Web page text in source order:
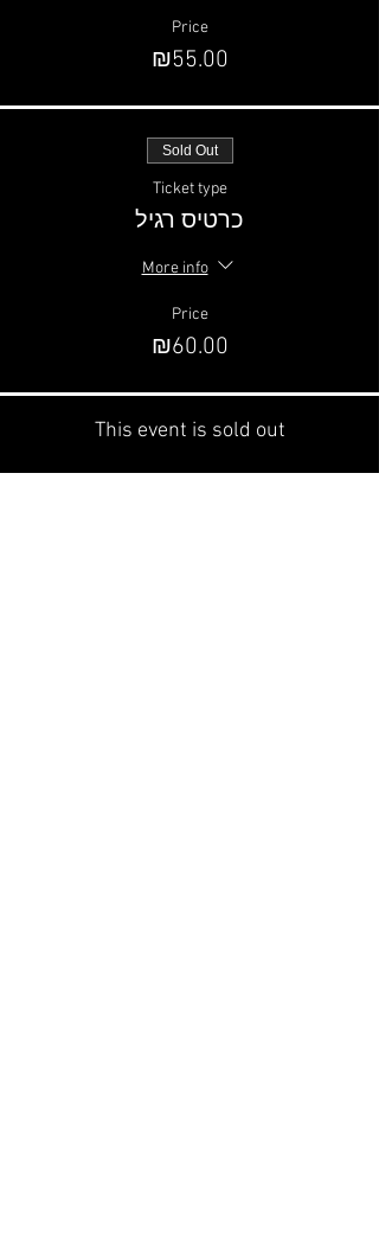
Price
₪55.00
Sold Out
Ticket type
כרטיס רגיל
More info
Price
₪60.00
This event is sold out